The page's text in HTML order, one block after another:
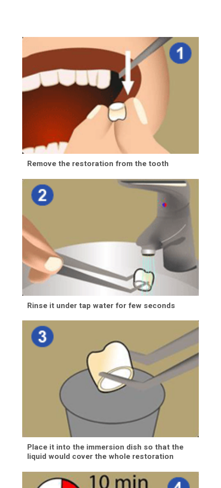
Remove the restoration from the tooth
Rinse it under tap water for few seconds
Place it into the immersion dish so that the
liquid would cover the whole restoration